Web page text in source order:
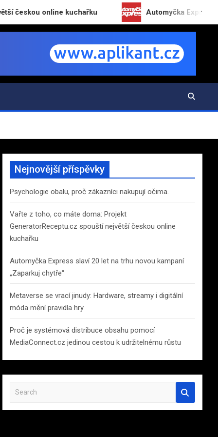
online kuchařku Automyčka Express slaví
Nejnovější příspěvky
Psychologie obalu, proč zákazníci nakupují očima.
Vařte z toho, co máte doma: Projekt
GeneratorReceptu.cz spouští největší českou online
kuchařku
Automyčka Express slaví 20 let na trhu novou kampaní
„Zaparkuj chytře“
Metaverse se vrací jinudy: Hardware, streamy i digitální
móda mění pravidla hry
Proč je systémová distribuce obsahu pomocí
MediaConnect.cz jedinou cestou k udržitelnému růstu
a